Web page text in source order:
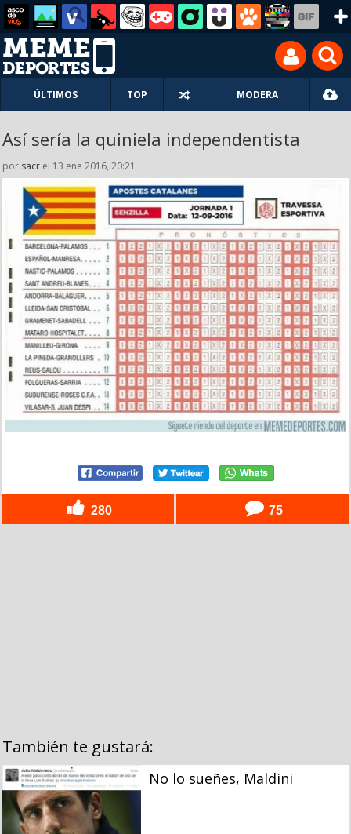
ÚLTIMOS TOP MODERA
Así sería la quiniela independentista
por sacr el 13 ene 2016, 20:21
280 75
También te gustará:
No lo sueñes, Maldini